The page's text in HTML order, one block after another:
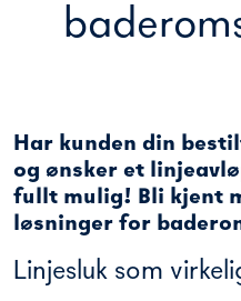
Har kunden din
og ønsker et
fullt mulig! Bli kjent
løsninger for
Linjesluk som